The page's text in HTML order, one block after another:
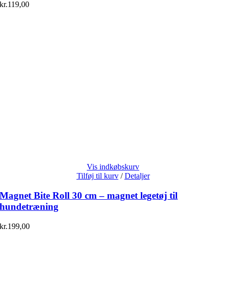
kr.119,00
Vis indkøbskurv
Tilføj til kurv / Detaljer
Magnet Bite Roll 30 cm – magnet legetøj til
hundetræning
kr.199,00